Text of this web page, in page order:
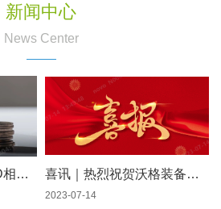
新闻中心
News Center
富采、亿光等14家LED相关台企上半年业绩一览 喜讯｜热烈祝贺沃格装备荣获国家级专精特新“小巨人”企业荣誉称号
2023-07-14